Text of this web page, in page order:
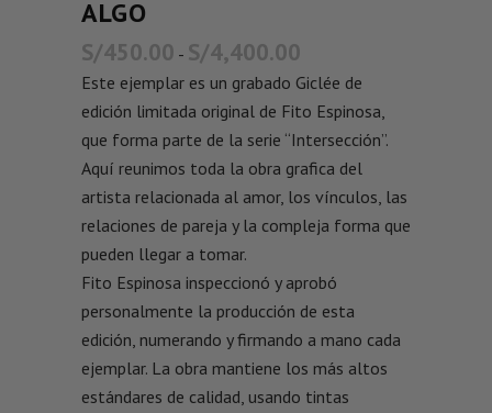
ALGO
S/450.00 - S/4,400.00
Este ejemplar es un grabado Giclée de
edición limitada original de Fito Espinosa,
que forma parte de la serie “Intersección”.
Aquí reunimos toda la obra grafica del
artista relacionada al amor, los vínculos, las
relaciones de pareja y la compleja forma que
pueden llegar a tomar.
Fito Espinosa inspeccionó y aprobó
personalmente la producción de esta
edición, numerando y firmando a mano cada
ejemplar. La obra mantiene los más altos
estándares de calidad, usando tintas